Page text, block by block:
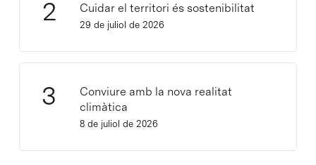
Cuidar el territori és sostenibilitat
29 de juliol de 2026
Conviure amb la nova realitat
climàtica
8 de juliol de 2026